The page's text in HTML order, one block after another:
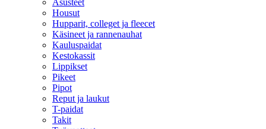
Asusteet
Housut
Hupparit, colleget ja fleecet
Käsineet ja rannenauhat
Kauluspaidat
Kestokassit
Lippikset
Pikeet
Pipot
Reput ja laukut
T-paidat
Takit